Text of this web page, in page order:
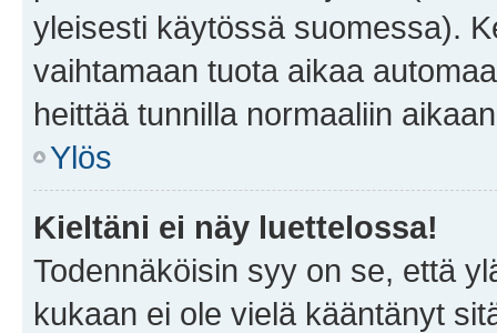
yleisesti käytössä suomessa).
vaihtamaan tuota aikaa
heittää tunnilla normaaliin
Ylös
Kieltäni ei näy luettelossa!
Todennäköisin syy on se, että
kukaan ei ole vielä kääntänyt